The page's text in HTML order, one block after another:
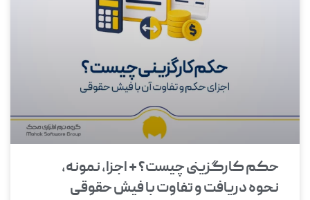
حکم کارگزینی چیست؟ + اجزا، نمونه،
نحوه دریافت و تفاوت با فیش حقوقی